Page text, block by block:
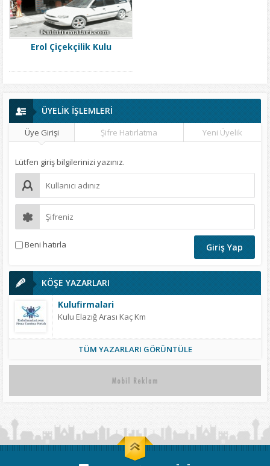
Erol Çiçekçilik Kulu
ÜYELİK İŞLEMLERİ
Üye Girişi Şifre Hatırlatma Yeni Üyelik
Lütfen giriş bilgilerinizi yazınız.
Beni hatırla
KÖŞE YAZARLARI
Kulufirmalari
Kulu Elazığ Arası Kaç Km
TÜM YAZARLARI GÖRÜNTÜLE